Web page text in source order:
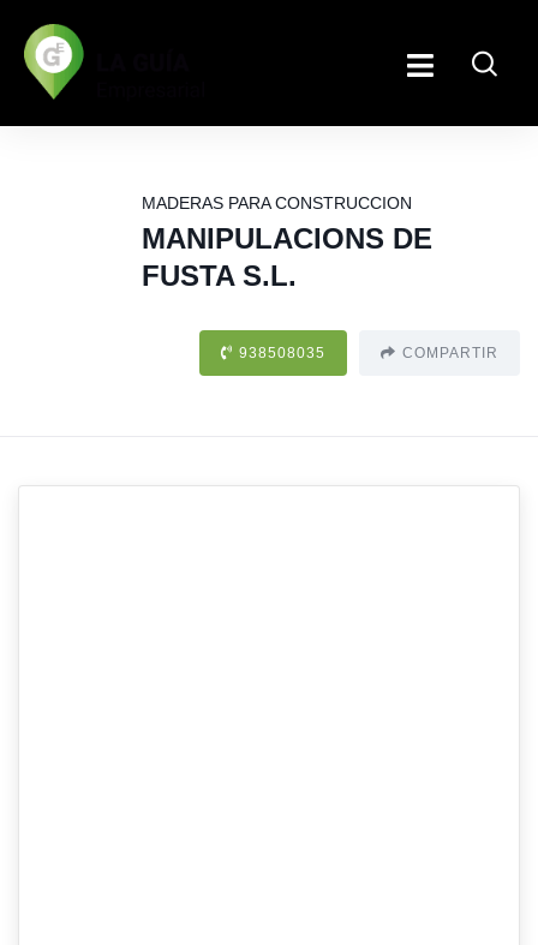
MADERAS PARA CONSTRUCCION
MANIPULACIONS DE
FUSTA S.L.
938508035 COMPARTIR